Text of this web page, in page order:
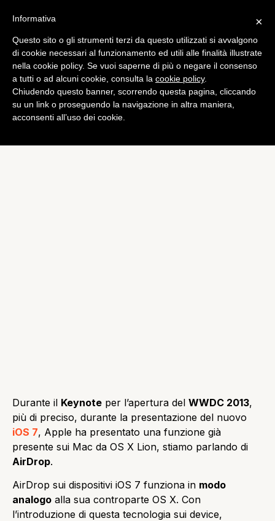
Computer
AirDrop su iOS 7, vediamo
come funziona
di Alessandro Moretti
Durante il Keynote per l’apertura del WWDC 2013,
più di preciso, durante la presentazione del nuovo
iOS 7, Apple ha presentato una funzione già
presente sui Mac da OS X Lion, stiamo parlando di
AirDrop.
AirDrop sui dispositivi iOS 7 funziona in modo
analogo alla sua controparte OS X. Con
l’introduzione di questa tecnologia sui device,
×
Informativa
Questo sito o gli strumenti terzi da questo utilizzati si avvalgono
di cookie necessari al funzionamento ed utili alle finalità illustrate
nella cookie policy. Se vuoi saperne di più o negare il consenso
a tutti o ad alcuni cookie, consulta la cookie policy.
Chiudendo questo banner, scorrendo questa pagina, cliccando
su un link o proseguendo la navigazione in altra maniera,
acconsenti all’uso dei cookie.